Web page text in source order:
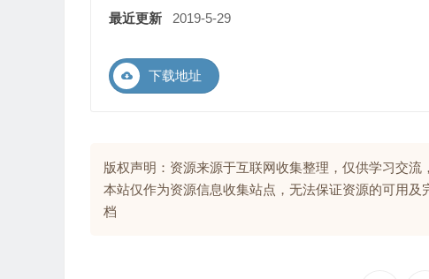
最近更新 2019-5-29
下载地址
版权声明：资源来源于互联网收集整理，仅供学习交流
本站仅作为资源信息收集站点，无法保证资源的可用
档